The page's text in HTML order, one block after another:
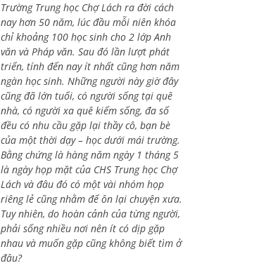
Trường Trung học Chợ Lách ra đời cách
nay hơn 50 năm, lúc đầu mỗi niên khóa
chỉ khoảng 100 học sinh cho 2 lớp Anh
văn và Pháp văn. Sau đó lần lượt phát
triển, tính đến nay ít nhất cũng hơn năm
ngàn học sinh. Những người này giờ đây
cũng đã lớn tuổi, có người sống tại quê
nhà, có người xa quê kiếm sống, đa số
đều có nhu cầu gặp lại thầy cô, bạn bè
của một thời dạy – học dưới mái trường.
Bằng chứng là hàng năm ngày 1 tháng 5
là ngày họp mặt của CHS Trung học Chợ
Lách và đâu đó có một vài nhóm họp
riêng lẻ cũng nhằm để ôn lại chuyện xưa.
Tuy nhiên, do hoàn cảnh của từng người,
phải sống nhiều nơi nên ít có dịp gặp
nhau và muốn gặp cũng không biết tìm ở
đâu?